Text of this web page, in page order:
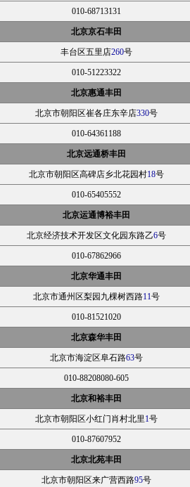
010-68713131
北京京石丰田
丰台区五里店260号
010-51223322
北京惠通丰田
北京市朝阳区崔各庄东辛店330号
010-64361188
北京远通桥丰田
北京市朝阳区高碑店乡北花园村18号
010-65405552
北京运通博裕丰田
北京经济技术开发区文化园东路乙6号
010-67862966
北京华通丰田
北京市通州区梨园九棵树西路11号
010-81521020
北京森华丰田
北京市海淀区阜石路63号
010-88208080-605
北京和裕丰田
北京市朝阳区小红门肖村北里1号
010-87607952
北京北苑丰田
北京市朝阳区来广营西路95号